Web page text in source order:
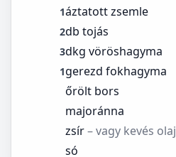
1áztatott zsemle
2db tojás
3dkg vöröshagyma
1gerezd fokhagyma
őrölt bors
majoránna
zsír– vagy kevés olaj
só